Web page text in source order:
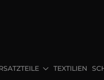
TEXTILIEN